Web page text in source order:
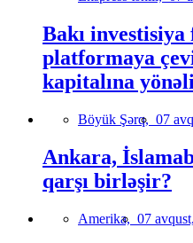
Bakı
platformaya
kapitalına
Böyük Şərq, 07
Ankara,
qarşı birləşir?
Amerika, 07